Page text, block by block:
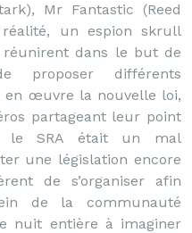
Mr Fantastic (Reed
un espion skrull
dans le but de
différents
en œuvre la nouvelle loi,
partageant leur point
le SRA était un mal
une législation encore
de s’organiser afin
de la communauté
nuit entière à imaginer